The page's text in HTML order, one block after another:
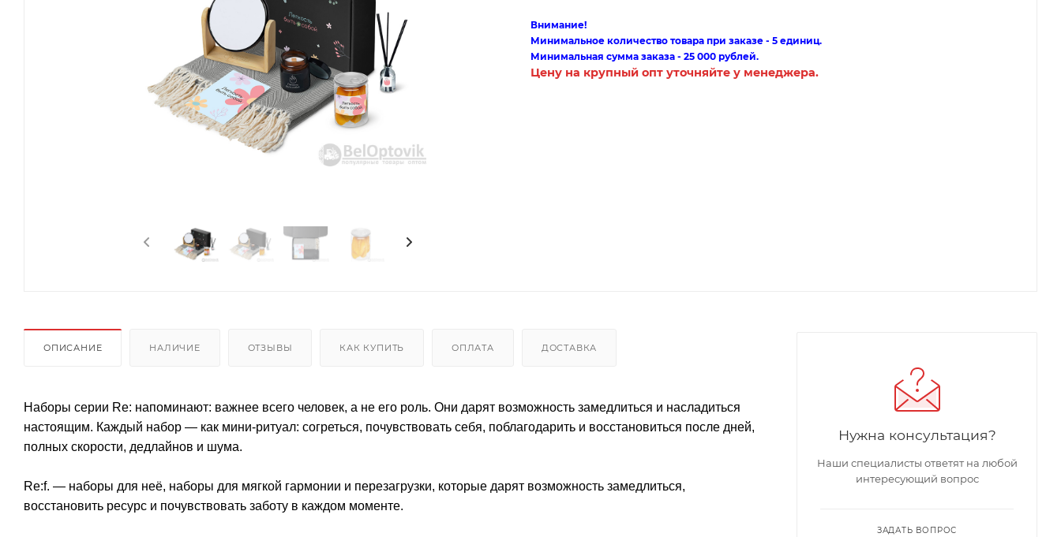
Внимание!
Минимальное количество товара при заказе - 5 единиц.
Минимальная сумма заказа - 25 000 рублей.
Цену на крупный опт уточняйте у менеджера.
ОПИСАНИЕ НАЛИЧИЕ ОТЗЫВЫ КАК КУПИТЬ ОПЛАТА ДОСТАВКА
Наборы серии Re: напоминают: важнее всего человек, а не его роль. Они дарят возможность замедлиться и насладиться
настоящим. Каждый набор — как мини-ритуал: согреться, почувствовать себя, поблагодарить и восстановиться после дней,
полных скорости, дедлайнов и шума.
Re:f. — наборы для неё, наборы для мягкой гармонии и перезагрузки, которые дарят возможность замедлиться,
восстановить ресурс и почувствовать заботу в каждом моменте.
Нужна консультация?
Наши специалисты ответят на любой
интересующий вопрос
ЗАДАТЬ ВОПРОС